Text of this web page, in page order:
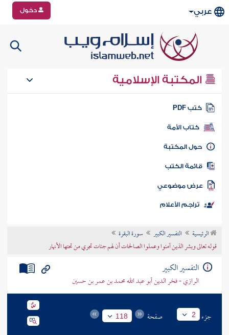
عربي دخول
المكتبة الإسلامية
كتب PDF
كتاب الأمة
المكتبة
الكتب
موضوعي
تراجم الأعلام
الرئيسية التفسير الكبير
سورة البقرة
قوله تعالى وبشر الذين آمنوا وعملوا الصالحات أن لهم جنات تجري من تحتها الأنهار
التفسير الكبير
الرازي - فخر الدين أبو عبد الله محمد بن عمر بن حسين
جزء 2 صفحة 118